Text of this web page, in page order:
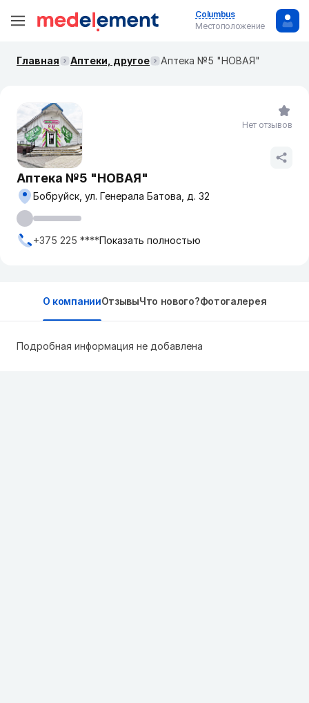
Columbus
Местоположение
Главная Аптеки, другое Аптека №5 "НОВАЯ"
Аптека №5 "НОВАЯ"
Бобруйск, ул. Генерала Батова, д. 32
+375 225 ****Показать полностью
Нет отзывов
О компанииОтзывыЧто нового?Фотогалерея
Подробная информация не добавлена